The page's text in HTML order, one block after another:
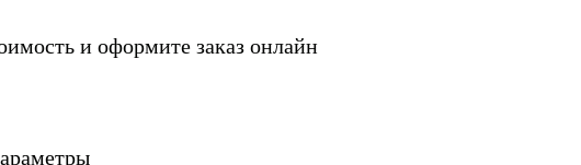
и оформите заказ онлайн